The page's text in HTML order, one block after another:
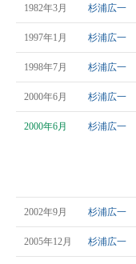
1982年3月 杉浦広一
1997年1月 杉浦広一
1998年7月 杉浦広一
2000年6月 杉浦広一
2000年6月 杉浦広一
2002年9月 杉浦広一
2005年12月 杉浦広一